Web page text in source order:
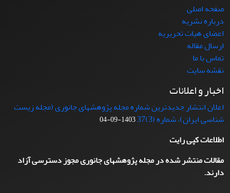
صفحه اصلی
درباره نشریه
اعضای هیات تحریریه
ارسال مقاله
تماس با ما
نقشه سایت
اخبار و اعلانات
اعلان انتشار جدیدترین شماره مجله پژوهشهای جانوری (مجله زیست
شناسی ایران)، شماره (3)37
1403-09-04
اطلاعات کپی رایت
مقالات منتشر شده در مجله پژوهشهای جانوری مجوز دسترسی آزاد
دارند.